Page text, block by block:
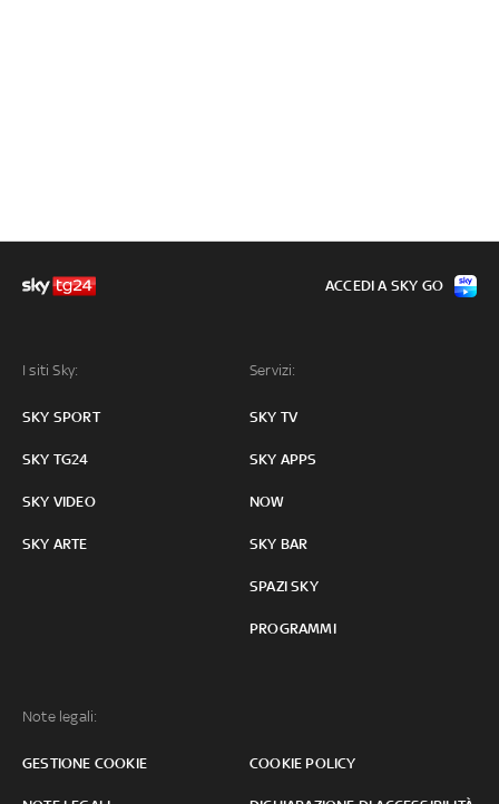
I siti Sky:
SKY SPORT
SKY TG24
SKY VIDEO
SKY ARTE
Servizi:
SKY TV
SKY APPS
NOW
SKY BAR
SPAZI SKY
PROGRAMMI
Note legali:
GESTIONE COOKIE COOKIE POLICY
ACCEDI A SKY GO